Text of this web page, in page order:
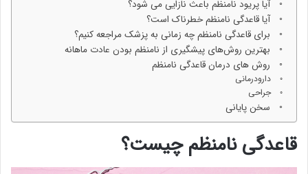
آیا پریود نامنظم باعث نازایی می شود؟
آیا قاعدگی نامنظم خطرناک است؟
برای قاعدگی نامنظم چه زمانی به پزشک مراجعه کنیم؟
بهترین روش‌های پیشگیری از نامنظم بودن عادت ماهانه
روش های درمان قاعدگی نامنظم
دارودرمانی
جراحی
سخن پایانی
قاعدگی نامنظم چیست؟